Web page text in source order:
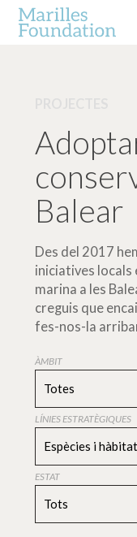
Balear
Des del 2017
iniciatives locals
marina a les
creguis que
fes-nos-la
ÀMBIT
Totes
LÍNIES ESTRATÈGIQUES
Espècies i
ESTAT
Tots